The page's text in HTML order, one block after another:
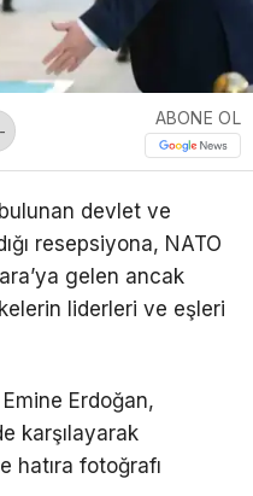
-
ABONE OL
devlet ve
resepsiyona, NATO
gelen ancak
liderleri ve eşleri
Erdoğan,
karşılayarak
hatıra fotoğrafı